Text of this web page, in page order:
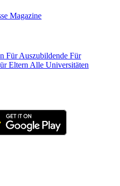
Magazine
Für Auszubildende Für
Eltern Alle Universitäten